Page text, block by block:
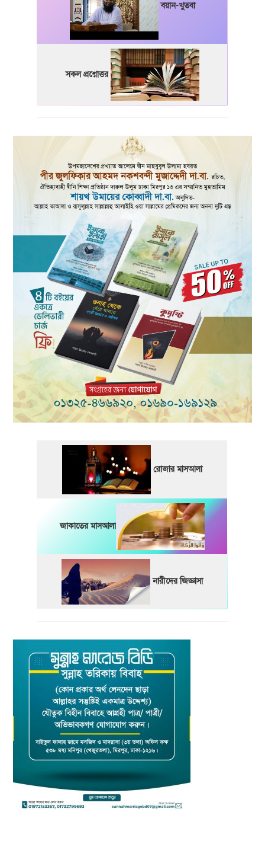
বয়ান-খুতবা
সকল প্রশ্নোত্তর
রোজার মাসআলা
জাকাতের মাসআলা
নারীদের জিজ্ঞাসা